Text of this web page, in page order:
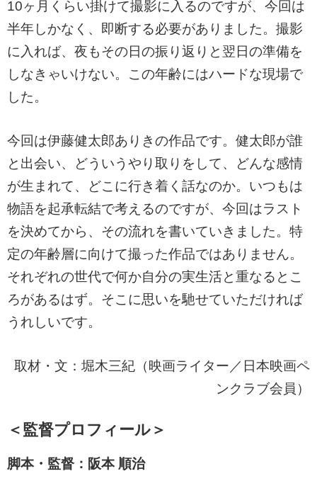
10ヶ月くらい掛けて撮影に入るのですが、今回は
半年しかなく、即断する必要がありました。撮影
に入れば、夜もその日の振り返りと翌日の準備を
しなきゃいけない。この年齢にはハードな現場で
した。
今回は伊藤健太郎ありきの作品です。健太郎が誰
と出会い、どういうやり取りをして、どんな感情
が生まれて、どこに行き着く話なのか。いつもは
物語を起承転結で考えるのですが、今回はラスト
を決めてから、その流れを書いていきました。特
定の年齢層に向けて撮った作品ではありません。
それぞれの世代で何か自分の実生活と重なるとこ
ろがあるはず。そこに思いを馳せていただければ
うれしいです。
取材・文：堀木三紀（映画ライター／日本映画ペ
ンクラブ会員）
＜監督プロフィール＞
脚本・監督：阪本 順治